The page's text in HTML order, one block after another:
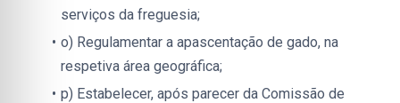
serviços da freguesia;
o) Regulamentar a apascentação de gado, na
respetiva área geográfica;
p) Estabelecer, após parecer da Comissão de